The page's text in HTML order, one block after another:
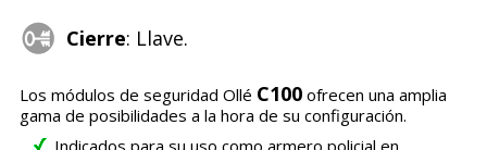
Cierre: Llave.
Los módulos de seguridad Ollé C100ofrecen una amplia
gama de posibilidades a la hora de su configuración.
Indicados para su uso como armero policial en